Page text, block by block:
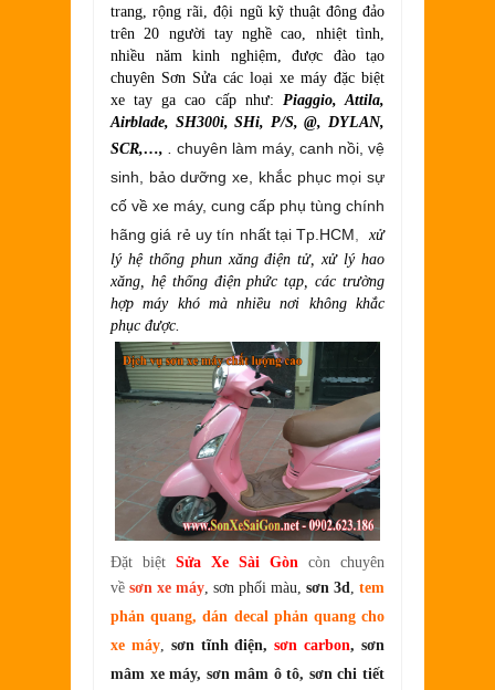
trang, rộng rãi, đội ngũ kỹ thuật đông đảo
trên 20 người tay nghề cao, nhiệt tình,
nhiều năm kinh nghiệm, được đào tạo
chuyên Sơn Sửa các loại xe máy đặc biệt
xe tay ga cao cấp như: Piaggio, Attila,
Airblade, SH300i, SHi, P/S, @, DYLAN,
SCR,…, . chuyên làm máy, canh nồi, vệ
sinh, bảo dưỡng xe, khắc phục mọi sự
cố về xe máy, cung cấp phụ tùng chính
hãng giá rẻ uy tín nhất tại Tp.HCM
xử
lý hệ thống phun xăng điện tử, xử lý hao
xăng, hệ thống điện phức tạp, các trường
hợp máy khó mà nhiều nơi không khắc
phục được.
Đặt biệt Sửa Xe Sài Gòn còn chuyên
về sơn xe máy, sơn phối màu, sơn 3d, tem
phản quang, dán decal phản quang cho
xe máy, sơn tĩnh điện,sơn carbon, sơn
mâm xe máy, sơn mâm ô tô, sơn chi tiết